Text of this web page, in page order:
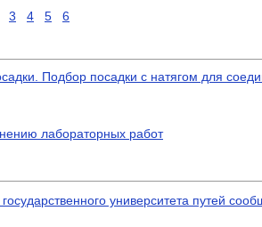
3 4 5 6
Подбор посадки с натягом для
лабораторных работ
университета путей